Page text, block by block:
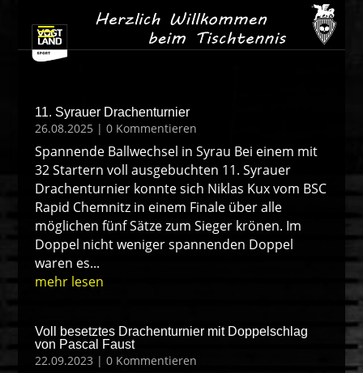
11. Syrauer Drachenturnier
26.08.2025 | 0 Kommentieren
Spannende Ballwechsel in Syrau Bei einem mit
32 Startern voll ausgebuchten 11. Syrauer
Drachenturnier konnte sich Niklas Kux vom BSC
Rapid Chemnitz in einem Finale über alle
möglichen fünf Sätze zum Sieger krönen. Im
Doppel nicht weniger spannenden Doppel
waren es...
mehr lesen
Voll besetztes Drachenturnier mit Doppelschlag
von Pascal Faust
22.09.2023 | 0 Kommentieren